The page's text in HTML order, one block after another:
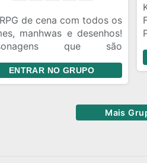
de cena com todos os
manhwas e desenhos!
que são
ou nerfados até
ponto. Se divirtam por
ENTRAR NO GRUPO
Mais